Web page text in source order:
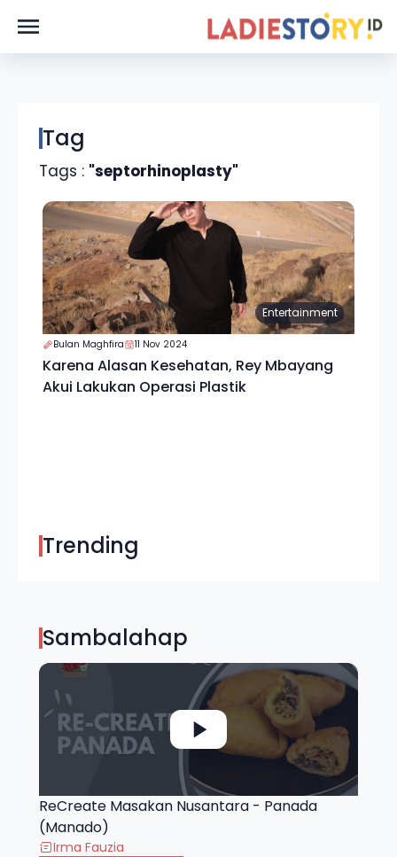
Tag
Tags : "septorhinoplasty"
Entertainment
Bulan Maghfira 11 Nov 2024
Karena Alasan Kesehatan, Rey Mbayang
Akui Lakukan Operasi Plastik
Trending
Sambalahap
ReCreate Masakan Nusantara - Panada
(Manado)
Irma Fauzia